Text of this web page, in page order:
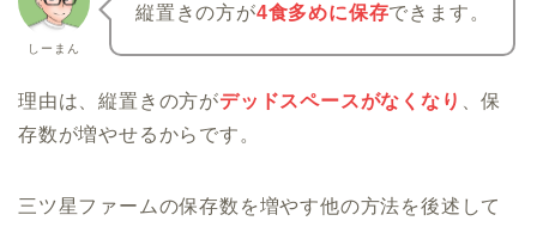
しーまん
縦置きの方が4食多めに保存できます。
理由は、縦置きの方がデッドスペースがなくなり
、保
存数が増やせるからです。
三ツ星ファームの保存数を増やす他の方法を後述して